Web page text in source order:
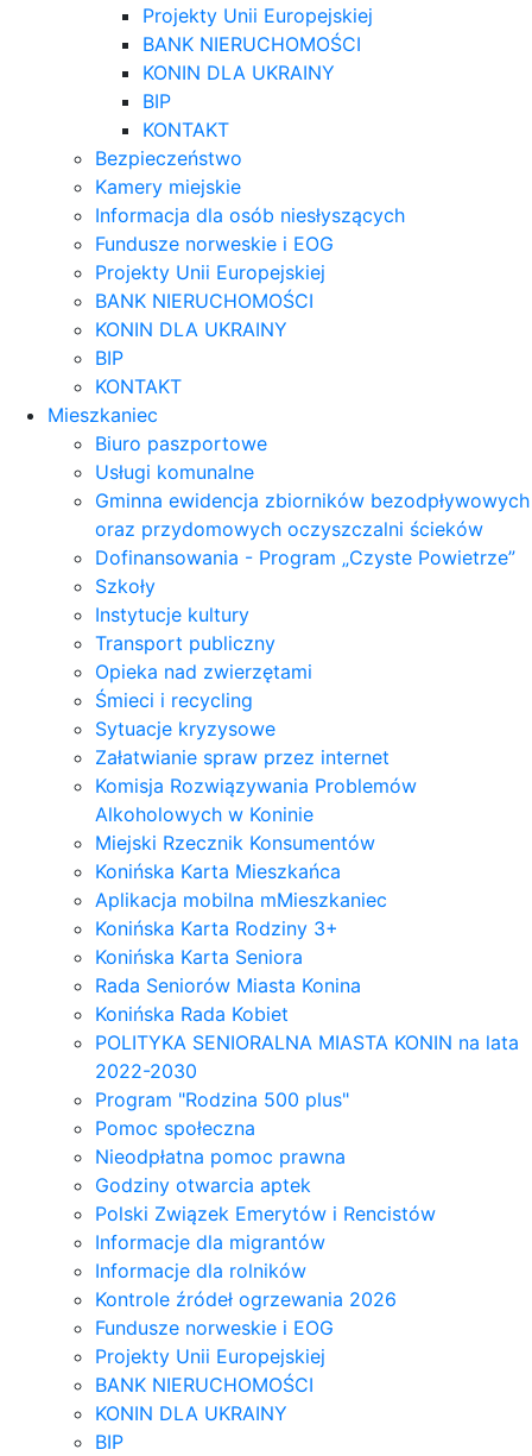
Projekty Unii Europejskiej
BANK NIERUCHOMOŚCI
KONIN DLA UKRAINY
BIP
KONTAKT
Bezpieczeństwo
Kamery miejskie
Informacja dla osób niesłyszących
Fundusze norweskie i EOG
Projekty Unii Europejskiej
BANK NIERUCHOMOŚCI
KONIN DLA UKRAINY
BIP
KONTAKT
Mieszkaniec
Biuro paszportowe
Usługi komunalne
Gminna ewidencja zbiorników bezodpływowych
oraz przydomowych oczyszczalni ścieków
Dofinansowania - Program „Czyste Powietrze”
Szkoły
Instytucje kultury
Transport publiczny
Opieka nad zwierzętami
Śmieci i recycling
Sytuacje kryzysowe
Załatwianie spraw przez internet
Komisja Rozwiązywania Problemów
Alkoholowych w Koninie
Miejski Rzecznik Konsumentów
Konińska Karta Mieszkańca
Aplikacja mobilna mMieszkaniec
Konińska Karta Rodziny 3+
Konińska Karta Seniora
Rada Seniorów Miasta Konina
Konińska Rada Kobiet
POLITYKA SENIORALNA MIASTA KONIN na lata
2022-2030
Program "Rodzina 500 plus"
Pomoc społeczna
Nieodpłatna pomoc prawna
Godziny otwarcia aptek
Polski Związek Emerytów i Rencistów
Informacje dla migrantów
Informacje dla rolników
Kontrole źródeł ogrzewania 2026
Fundusze norweskie i EOG
Projekty Unii Europejskiej
BANK NIERUCHOMOŚCI
KONIN DLA UKRAINY
BIP